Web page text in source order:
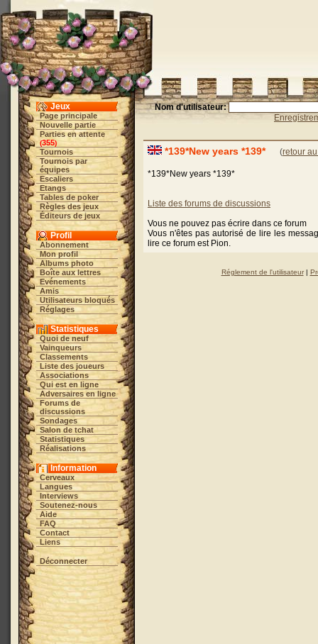
Jeux
Page principale
Nouvelle partie
Parties en attente
(355)
Tournois
Tournois par
équipes
Escaliers
Etangs
Tables de poker
Règles des jeux
Éditeurs de jeux
Profil
Abonnement
Mon profil
Albums photo
Boîte aux lettres
Evénements
Amis
Utilisateurs bloqués
Réglages
Statistiques
Quoi de neuf
Vainqueurs
Classements
Liste des joueurs
Associations
Qui est en ligne
Adversaires en ligne
Forums de
discussions
Sondages
Salon de tchat
Statistiques
Réalisations
Information
Cerveaux
Langues
Interviews
Soutenez-nous
Aide
FAQ
Contact
Liens
Déconnecter
Nom d'utilisateur:
*139*New years *139* (retour
*139*New years *139*
Liste des forums de discussions
Vous ne pouvez pas écrire dans ce forum
Vous n'êtes pas autorisé de lire les
lire ce forum est Pion.
Réglement de l'utilisateur|